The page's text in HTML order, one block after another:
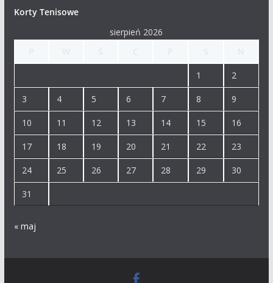
Korty Tenisowe
sierpień 2026
1 2
3 4 5 6 7 8 9
10 11 12 13 14 15 16
17 18 19 20 21 22 23
24 25 26 27 28 29 30
31
« maj